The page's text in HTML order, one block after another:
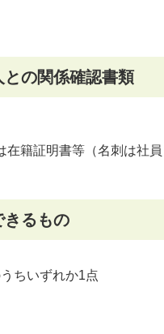
の関係確認書類
在籍証明書等（名刺は社員
るもの
ちいずれか1点